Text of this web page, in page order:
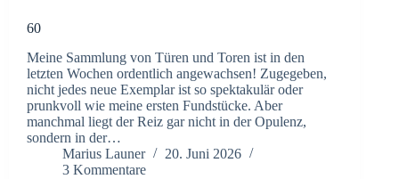
60
Meine Sammlung von Türen und Toren ist in den
letzten Wochen ordentlich angewachsen! Zugegeben,
nicht jedes neue Exemplar ist so spektakulär oder
prunkvoll wie meine ersten Fundstücke. Aber
manchmal liegt der Reiz gar nicht in der Opulenz,
sondern in der…
Marius Launer
20. Juni 2026
3 Kommentare